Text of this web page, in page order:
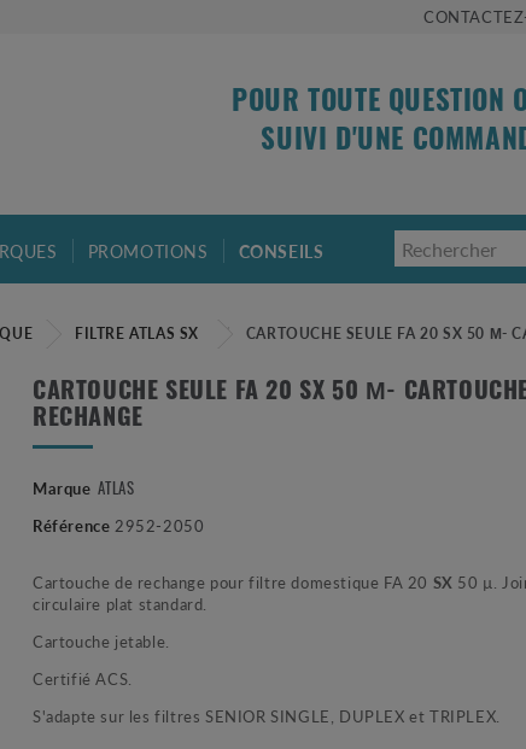
POUR TOUTE QUESTION
SUIVI D'UNE
PROMOTIONS CONSEILS
FILTRE ATLAS SX CARTOUCHE SEULE FA 20 SX 50 Μ-
CARTOUCHE SEULE FA 20 SX 50 Μ-
RECHANGE
Marque ATLAS
Référence 2952-2050
Cartouche de rechange pour filtre domestique FA 20 SX 50 µ.
circulaire plat standard.
Cartouche jetable.
Certifié ACS.
S'adapte sur les filtres SENIOR SINGLE, DUPLEX et TRIPLEX.